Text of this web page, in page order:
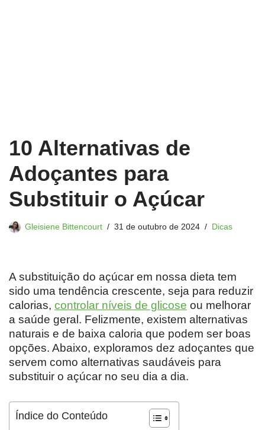
10 Alternativas de
Adoçantes para
Substituir o Açúcar
Gleisiene Bittencourt 31 de outubro de 2024 Dicas
A substituição do açúcar em nossa dieta tem
sido uma tendência crescente, seja para reduzir
calorias, controlar níveis de glicose ou melhorar
a saúde geral. Felizmente, existem alternativas
naturais e de baixa caloria que podem ser boas
opções. Abaixo, exploramos dez adoçantes que
servem como alternativas saudáveis para
substituir o açúcar no seu dia a dia.
Índice do Conteúdo